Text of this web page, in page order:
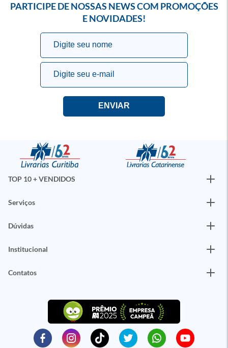
PARTICIPE DE NOSSAS NEWS COM PROMOÇÕES
E NOVIDADES!
TOP 10 + VENDIDOS
Serviços
Dúvidas
Institucional
Contatos